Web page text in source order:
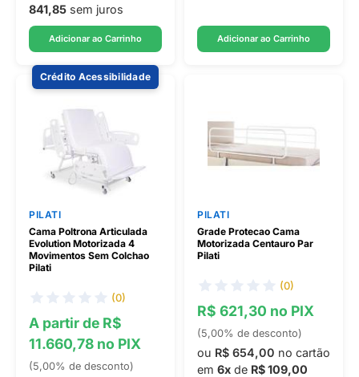
841,85 sem juros
Adicionar ao Carrinho Adicionar ao Carrinho
Crédito Acessibilidade
PILATI
Cama Poltrona Articulada
Evolution Motorizada 4
Movimentos Sem Colchao
Pilati
(0)
A partir de R$
11.660,78 no PIX
(5,00% de desconto)
PILATI
Grade Protecao Cama
Motorizada Centauro Par
Pilati
(0)
R$ 621,30 no PIX
(5,00% de desconto)
ou R$ 654,00 no cartão
em 6x de R$ 109,00